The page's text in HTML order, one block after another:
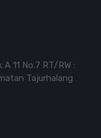
11 No.7 RT/RW :
Tajurhalang